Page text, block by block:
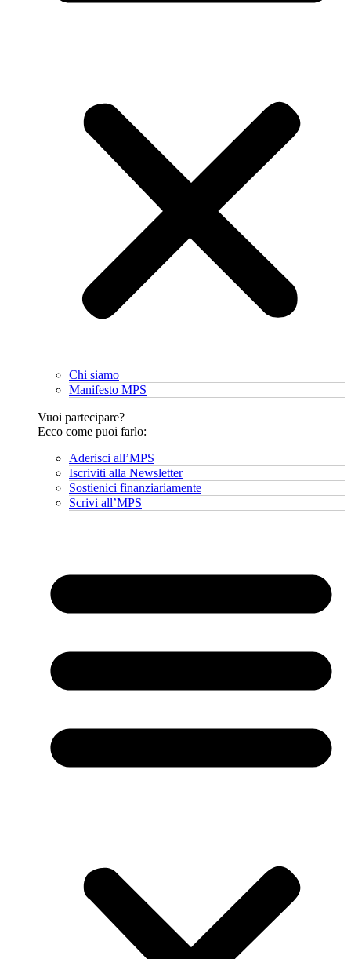
Chi siamo
Manifesto MPS
Vuoi partecipare?
Ecco come puoi farlo:
Aderisci all’MPS
Iscriviti alla Newsletter
Sostienici finanziariamente
Scrivi all’MPS